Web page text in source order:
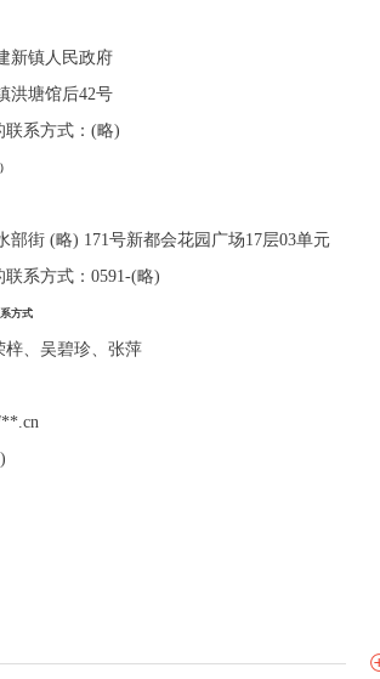
新镇人民政府
洪塘馆后42号
联系方式：(略)
部街 (略) 171号新都会花园广场17层03单元
系方式：0591-(略)
方式
梓、吴碧珍、张萍
**.cn